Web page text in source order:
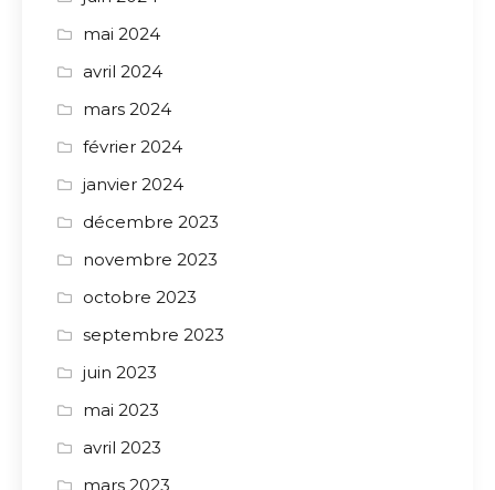
mai 2024
avril 2024
mars 2024
février 2024
janvier 2024
décembre 2023
novembre 2023
octobre 2023
septembre 2023
juin 2023
mai 2023
avril 2023
mars 2023